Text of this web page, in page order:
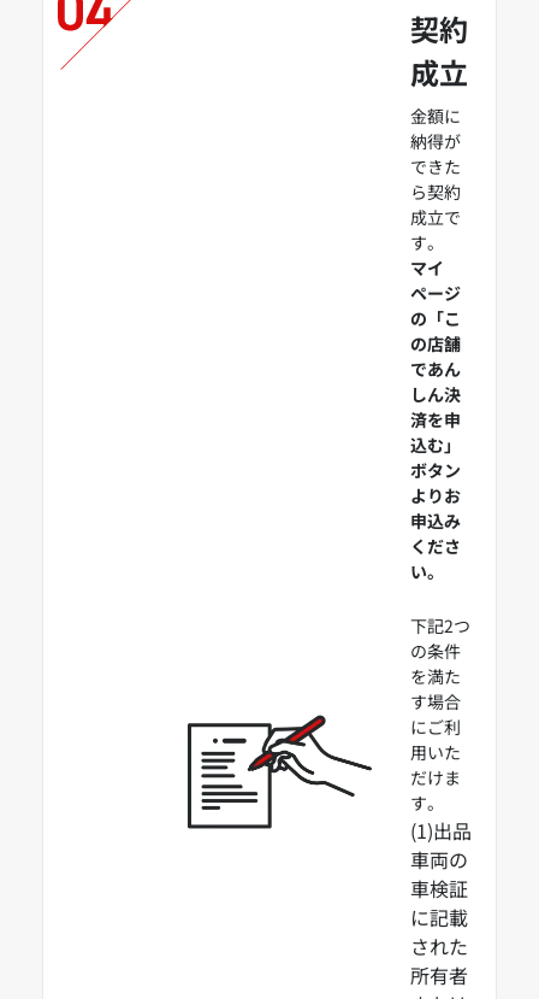
契約
成立
金額に
納得が
できた
ら契約
成立で
す。
マイ
ページ
の「こ
の店舗
であん
しん決
済を申
込む」
ボタン
よりお
申込み
くださ
い。
下記2つ
の条件
を満た
す場合
にご利
用いた
だけま
す。
(1)出品
車両の
車検証
に記載
された
所有者